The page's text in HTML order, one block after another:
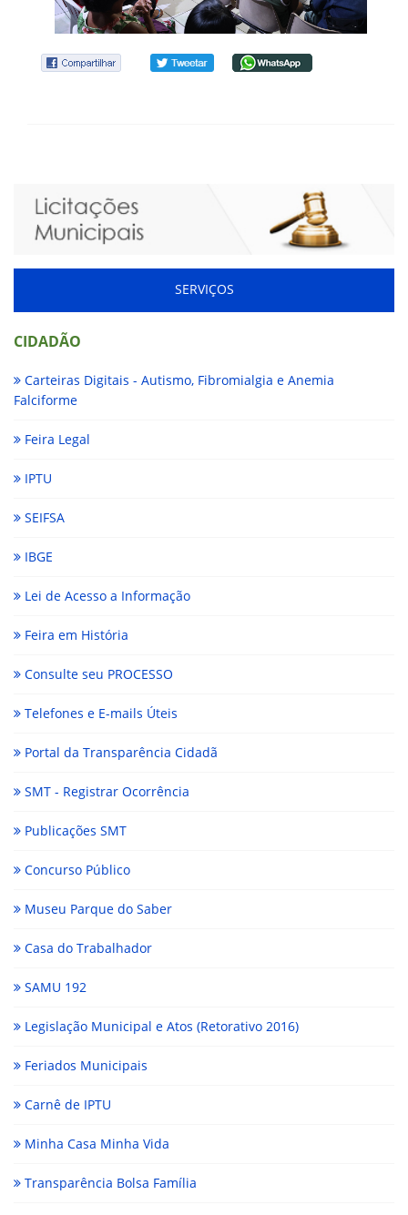
SERVIÇOS
CIDADÃO
Carteiras Digitais - Autismo, Fibromialgia e Anemia
Falciforme
Feira Legal
IPTU
SEIFSA
IBGE
Lei de Acesso a Informação
Feira em História
Consulte seu PROCESSO
Telefones e E-mails Úteis
Portal da Transparência Cidadã
SMT - Registrar Ocorrência
Publicações SMT
Concurso Público
Museu Parque do Saber
Casa do Trabalhador
SAMU 192
Legislação Municipal e Atos (Retorativo 2016)
Feriados Municipais
Carnê de IPTU
Minha Casa Minha Vida
Transparência Bolsa Família